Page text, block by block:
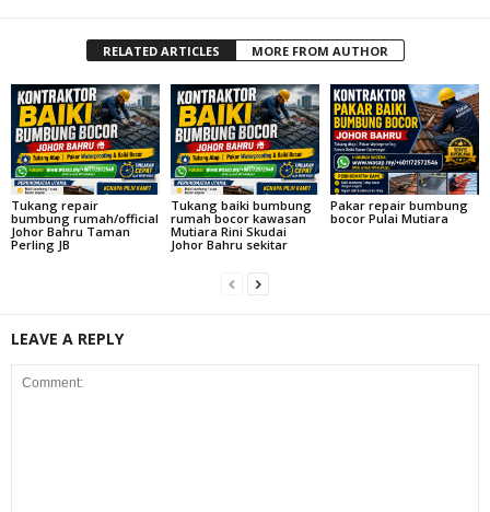
RELATED ARTICLES MORE FROM AUTHOR
Tukang repair
bumbung rumah/official
Johor Bahru Taman
Perling JB
Tukang baiki bumbung
rumah bocor kawasan
Mutiara Rini Skudai
Johor Bahru sekitar
Pakar repair bumbung
bocor Pulai Mutiara
LEAVE A REPLY